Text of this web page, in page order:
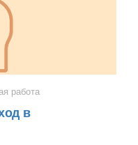
работа
в